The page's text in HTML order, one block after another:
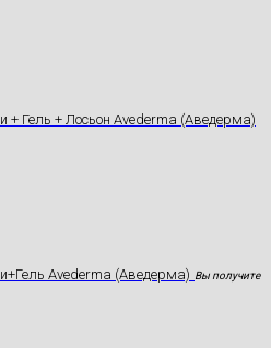
+ Гель + Лосьон Avederma (Аведерма)
Avederma (Аведерма) Вы получите